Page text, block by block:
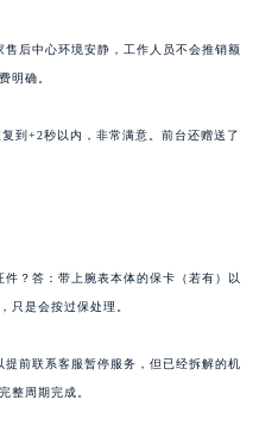
后中心环境安静，工作人员不会推销额
明确。
到+2秒以内，非常满意。前台还赠送了
？答：带上腕表本体的保卡（若有）以
只是会按过保处理。
前联系客服暂停服务，但已经拆解的机
整周期完成。